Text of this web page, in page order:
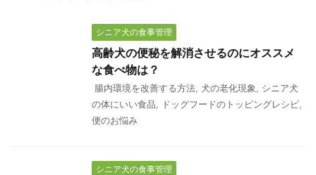
シニア犬の食事管理
高齢犬の便秘を解消させるのにオススメ
な食べ物は？
腸内環境を改善する方法 犬の老化現象
シニア犬
の体にいい食品
ドッグフードのトッピングレシピ
便のお悩み
シニア犬の食事管理